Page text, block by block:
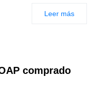
Leer más
comprado